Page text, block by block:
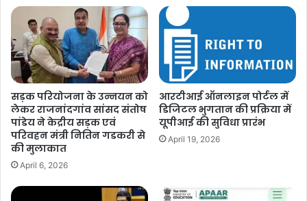
सड़क परियोजना के उन्नयन को
लेकर राजनांदगांव सांसद संतोष
पांडेय ने केद्रीय सड़क एवं
परिवहन मंत्री नितिन गडकरी से
की मुलाकात
April 6, 2026
आरटीआई ऑनलाइन पोर्टल में
डिजिटल भुगतान की प्रक्रिया में
यूपीआई की सुविधा प्रारंभ
April 19, 2026